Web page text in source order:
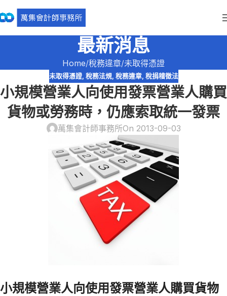
最新消息
Home 稅務違章 未取得憑證
未取得憑證, 稅務法規, 稅務違章, 稅捐稽徵法
小規模營業人向使用發票營業人購買
貨物或勞務時，仍應索取統一發票
萬集會計師事務所On 2013-09-03
小規模營業人向使用發票營業人購買貨物